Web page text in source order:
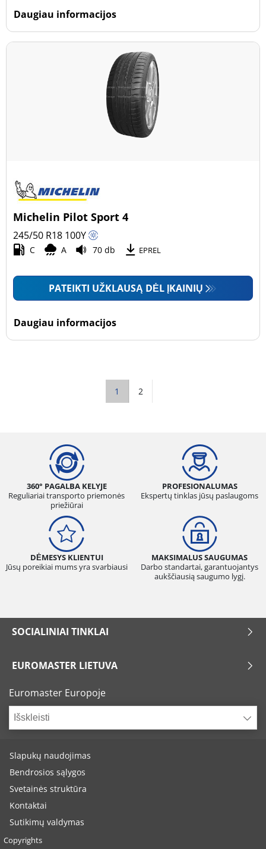
Daugiau informacijos
Michelin Pilot Sport 4
245/50 R18 100Y
C A 70 db EPREL
PATEIKTI UŽKLAUSĄ DĖL ĮKAINIŲ
Daugiau informacijos
1 2
360° PAGALBA KELYJE
Reguliariai transporto priemonės
priežiūrai
PROFESIONALUMAS
Ekspertų tinklas jūsų paslaugoms
DĖMESYS KLIENTUI
Jūsų poreikiai mums yra svarbiausi
MAKSIMALUS SAUGUMAS
Darbo standartai, garantuojantys
aukščiausią saugumo lygį.
SOCIALINIAI TINKLAI
EUROMASTER LIETUVA
Euromaster Europoje
Išskleisti
Slapukų naudojimas
Bendrosios sąlygos
Svetainės struktūra
Kontaktai
Sutikimų valdymas
Copyrights